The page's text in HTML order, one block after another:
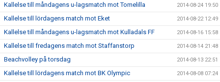
Kallelse till måndagens u-lagsmatch mot Tomelilla 2014-08-24 19:50
Kallelse till lördagens match mot Eket 2014-08-22 12:49
Kallelse till måndagens u-lagsmatch mot Kulladals FF 2014-08-16 15:58
Kallelse till fredagens match mot Staffanstorp 2014-08-14 21:48
Beachvolley på torsdag 2014-08-13 22:51
Kallelse till lördagens match mot BK Olympic 2014-08-08 07:24